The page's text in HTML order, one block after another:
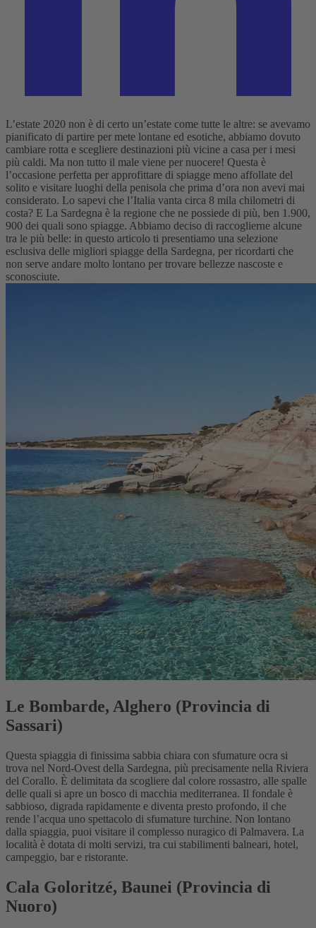
L’estate 2020 non è di certo un’estate come tutte le altre: se avevamo
pianificato di partire per mete lontane ed esotiche, abbiamo dovuto
cambiare rotta e scegliere destinazioni più vicine a casa per i mesi
più caldi. Ma non tutto il male viene per nuocere! Questa è
l’occasione perfetta per approfittare di spiagge meno affollate del
solito e visitare luoghi della penisola che prima d’ora non avevi mai
considerato. Lo sapevi che l’Italia vanta circa 8 mila chilometri di
costa? E La Sardegna è la regione che ne possiede di più, ben 1.900,
900 dei quali sono spiagge. Abbiamo deciso di raccoglierne alcune
tra le più belle: in questo articolo ti presentiamo una selezione
esclusiva delle migliori spiagge della Sardegna, per ricordarti che
non serve andare molto lontano per trovare bellezze nascoste e
sconosciute.
Le Bombarde, Alghero (Provincia di
Sassari)
Questa spiaggia di finissima sabbia chiara con sfumature ocra si
trova nel Nord-Ovest della Sardegna, più precisamente nella Riviera
del Corallo. È delimitata da scogliere dal colore rossastro, alle spalle
delle quali si apre un bosco di macchia mediterranea. Il fondale è
sabbioso, digrada rapidamente e diventa presto profondo, il che
rende l’acqua uno spettacolo di sfumature turchine. Non lontano
dalla spiaggia, puoi visitare il complesso nuragico di Palmavera. La
località è dotata di molti servizi, tra cui stabilimenti balneari, hotel,
campeggio, bar e ristorante.
Cala Goloritzé, Baunei (Provincia di
Nuoro)